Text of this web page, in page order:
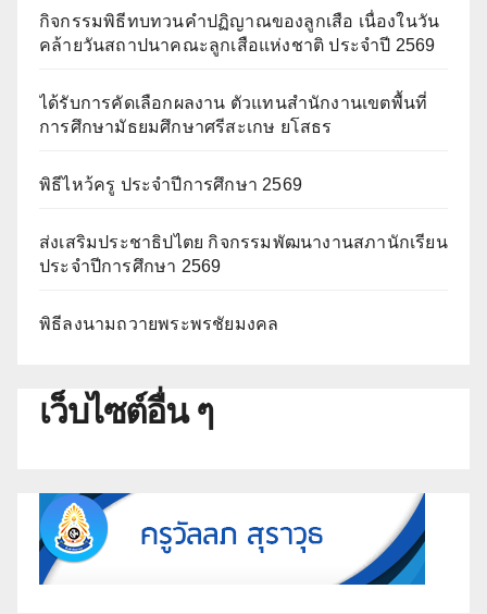
กิจกรรมพิธีทบทวนคำปฏิญาณของลูกเสือ เนื่องในวัน
คล้ายวันสถาปนาคณะลูกเสือแห่งชาติ ประจำปี 2569
ได้รับการคัดเลือกผลงาน ตัวแทนสำนักงานเขตพื้นที่
การศึกษามัธยมศึกษาศรีสะเกษ ยโสธร
พิธีไหว้ครู ประจำปีการศึกษา 2569
ส่งเสริมประชาธิปไตย กิจกรรมพัฒนางานสภานักเรียน
ประจำปีการศึกษา 2569
พิธีลงนามถวายพระพรชัยมงคล
เว็บไซต์อื่น ๆ